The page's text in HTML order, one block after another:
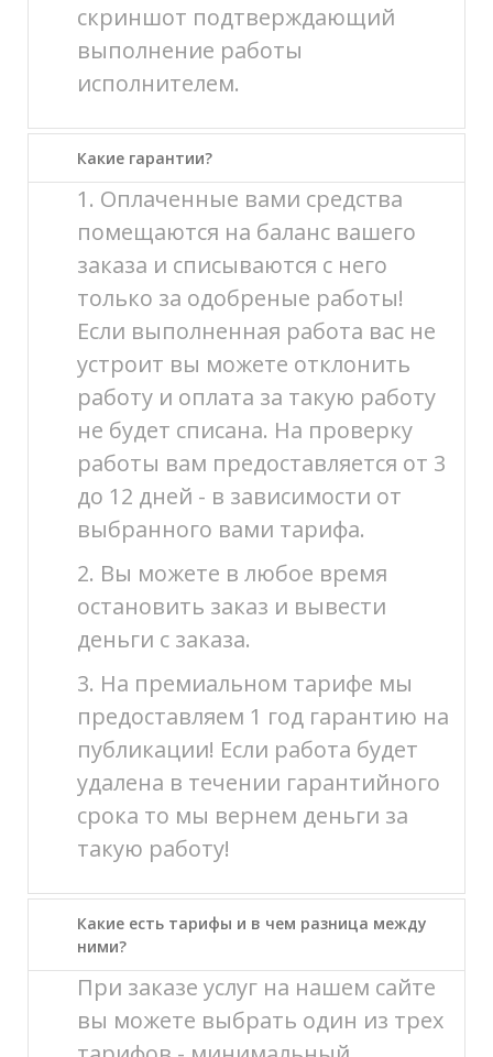
скриншот подтверждающий
выполнение работы
исполнителем.
Какие гарантии?
1. Оплаченные вами средства
помещаются на баланс вашего
заказа и списываются с него
только за одобреные работы!
Если выполненная работа вас не
устроит вы можете отклонить
работу и оплата за такую работу
не будет списана. На проверку
работы вам предоставляется от 3
до 12 дней - в зависимости от
выбранного вами тарифа.
2. Вы можете в любое время
остановить заказ и вывести
деньги с заказа.
3. На премиальном тарифе мы
предоставляем 1 год гарантию на
публикации! Если работа будет
удалена в течении гарантийного
срока то мы вернем деньги за
такую работу!
Какие есть тарифы и в чем разница между
ними?
При заказе услуг на нашем сайте
вы можете выбрать один из трех